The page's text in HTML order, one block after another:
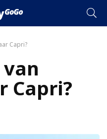
Capri?
Capri?